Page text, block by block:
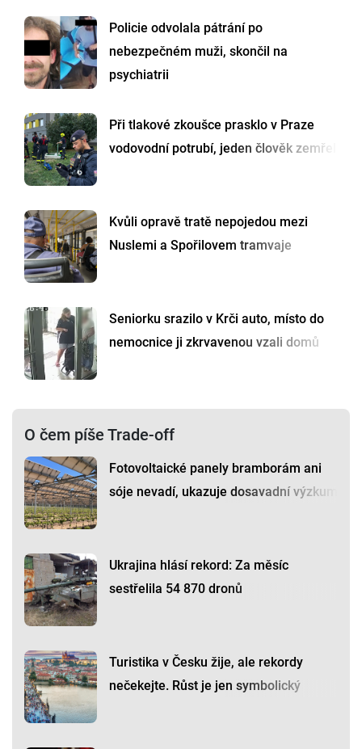
Policie odvolala pátrání po
nebezpečném muži, skončil na
psychiatrii
Při tlakové zkoušce prasklo v Praze
vodovodní potrubí, jeden člověk zemřel
Kvůli opravě tratě nepojedou mezi
Nuslemi a Spořilovem tramvaje
Seniorku srazilo v Krči auto, místo do
nemocnice ji zkrvavenou vzali domů
O čem píše Trade-off
Fotovoltaické panely bramborám ani
sóje nevadí, ukazuje dosavadní výzkum
Ukrajina hlásí rekord: Za měsíc
sestřelila 54 870 dronů
Turistika v Česku žije, ale rekordy
nečekejte. Růst je jen symbolický